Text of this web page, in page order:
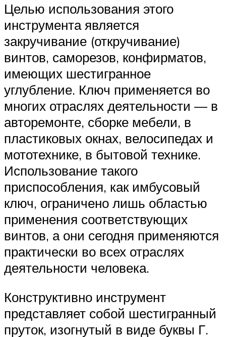
Целью использования этого
инструмента является
закручивание (откручивание)
винтов, саморезов, конфирматов,
имеющих шестигранное
углубление. Ключ применяется во
многих отраслях деятельности — в
авторемонте, сборке мебели, в
пластиковых окнах, велосипедах и
мототехнике, в бытовой технике.
Использование такого
приспособления, как имбусовый
ключ, ограничено лишь областью
применения соответствующих
винтов, а они сегодня применяются
практически во всех отраслях
деятельности человека.
Конструктивно инструмент
представляет собой шестигранный
пруток, изогнутый в виде буквы Г.